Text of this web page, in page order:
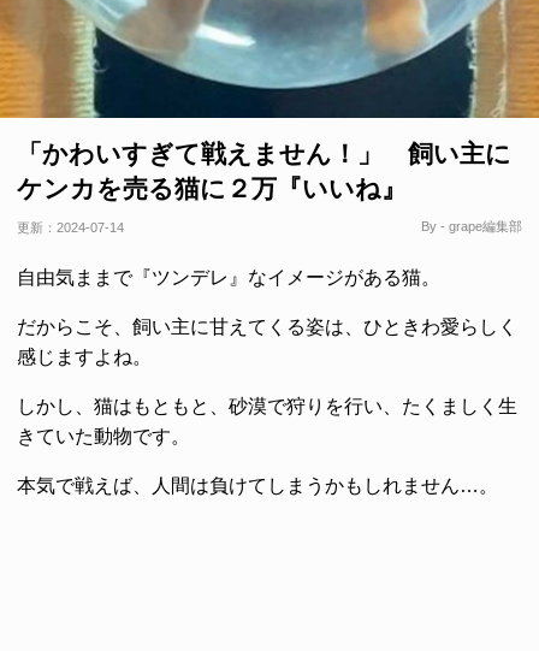
「かわいすぎて戦えません！」 飼い主に
ケンカを売る猫に２万『いいね』
更新： 2024-07-14 By - grape編集部
自由気ままで『ツンデレ』なイメージがある猫。
だからこそ、飼い主に甘えてくる姿は、ひときわ愛らしく
感じますよね。
しかし、猫はもともと、砂漠で狩りを行い、たくましく生
きていた動物です。
本気で戦えば、人間は負けてしまうかもしれません…。